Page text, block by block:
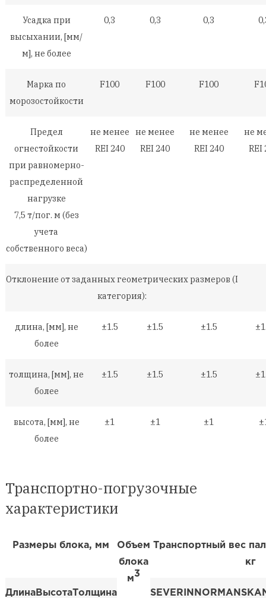
Усадка при
высыхании, [мм/
м], не более
0,3 0,3 0,3
Марка по
морозостойкости
F100 F100 F100
Предел
огнестойкости
при равномерно-
распределенной
нагрузке
7,5 т/пог. м (без
учета
собственного веса)
не менее
REI 240
не менее
REI 240
не менее
REI 240
не
REI
Отклонение от заданных геометрических размеров (I
категория):
длина, [мм], не
более
±1.5 ±1.5 ±1.5
толщина, [мм], не
более
±1.5 ±1.5 ±1.5
высота, [мм], не
более
±1 ±1 ±1
Транспортно-погрузочные
характеристики
Размеры блока, мм
Объем
блока
м
3
Транспортный вес
кг
ДлинаВысотаТолщина
SEVERIN NORMAN